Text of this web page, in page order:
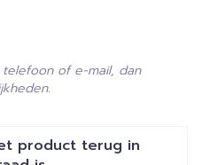
product terug in
of e-mail, dan